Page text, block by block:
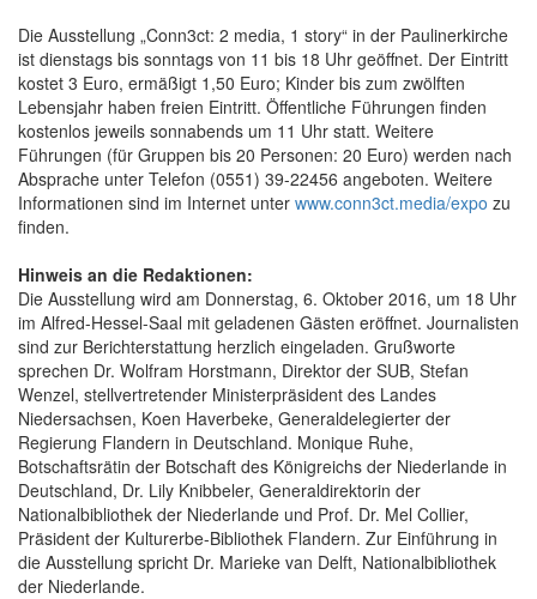
Die Ausstellung „Conn3ct: 2 media, 1 story“ in der Paulinerkirche
ist dienstags bis sonntags von 11 bis 18 Uhr geöffnet. Der Eintritt
kostet 3 Euro, ermäßigt 1,50 Euro; Kinder bis zum zwölften
Lebensjahr haben freien Eintritt. Öffentliche Führungen finden
kostenlos jeweils sonnabends um 11 Uhr statt. Weitere
Führungen (für Gruppen bis 20 Personen: 20 Euro) werden nach
Absprache unter Telefon (0551) 39-22456 angeboten. Weitere
Informationen sind im Internet unter www.conn3ct.media/expo zu
finden.
Hinweis an die Redaktionen:
Die Ausstellung wird am Donnerstag, 6. Oktober 2016, um 18 Uhr
im Alfred-Hessel-Saal mit geladenen Gästen eröffnet. Journalisten
sind zur Berichterstattung herzlich eingeladen. Grußworte
sprechen Dr. Wolfram Horstmann, Direktor der SUB, Stefan
Wenzel, stellvertretender Ministerpräsident des Landes
Niedersachsen, Koen Haverbeke, Generaldelegierter der
Regierung Flandern in Deutschland. Monique Ruhe,
Botschaftsrätin der Botschaft des Königreichs der Niederlande in
Deutschland, Dr. Lily Knibbeler, Generaldirektorin der
Nationalbibliothek der Niederlande und Prof. Dr. Mel Collier,
Präsident der Kulturerbe-Bibliothek Flandern. Zur Einführung in
die Ausstellung spricht Dr. Marieke van Delft, Nationalbibliothek
der Niederlande.